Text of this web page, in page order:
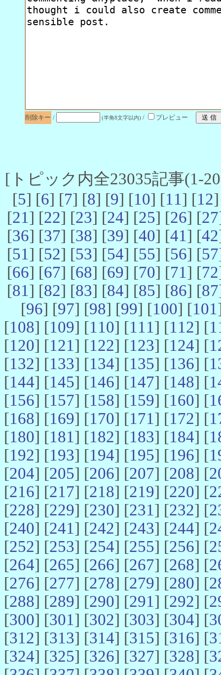
削除キー / (半角8文字以内) / プレビュー
[トピック内全23035記事(1-
[5] [6] [7] [8] [9] [10] [11] [12
[21] [22] [23] [24] [25] [26] [27
[36] [37] [38] [39] [40] [41] [42
[51] [52] [53] [54] [55] [56] [57
[66] [67] [68] [69] [70] [71] [72
[81] [82] [83] [84] [85] [86] [87
[96] [97] [98] [99] [100] [101
[108] [109] [110] [111] [112] [
[120] [121] [122] [123] [124] [
[132] [133] [134] [135] [136] [
[144] [145] [146] [147] [148] [
[156] [157] [158] [159] [160] [
[168] [169] [170] [171] [172] [
[180] [181] [182] [183] [184] [
[192] [193] [194] [195] [196] [
[204] [205] [206] [207] [208] [
[216] [217] [218] [219] [220] [
[228] [229] [230] [231] [232] [
[240] [241] [242] [243] [244] [
[252] [253] [254] [255] [256] [
[264] [265] [266] [267] [268] [
[276] [277] [278] [279] [280] [
[288] [289] [290] [291] [292] [
[300] [301] [302] [303] [304] [
[312] [313] [314] [315] [316] [
[324] [325] [326] [327] [328] [